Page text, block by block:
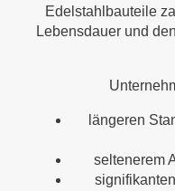
Edelstahlbauteile
Lebensdauer und
längeren
seltenerem